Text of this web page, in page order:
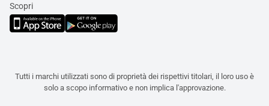
Scopri
Tutti i marchi utilizzati sono di proprietà dei rispettivi titolari, il loro uso è
solo a scopo informativo e non implica l'approvazione.